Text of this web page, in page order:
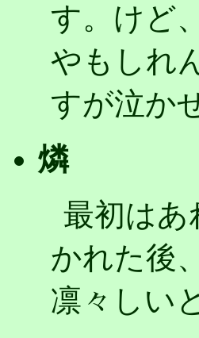
す。けど
やもしれ
すが泣か
燐
最初はあ
かれた後
凛々しい